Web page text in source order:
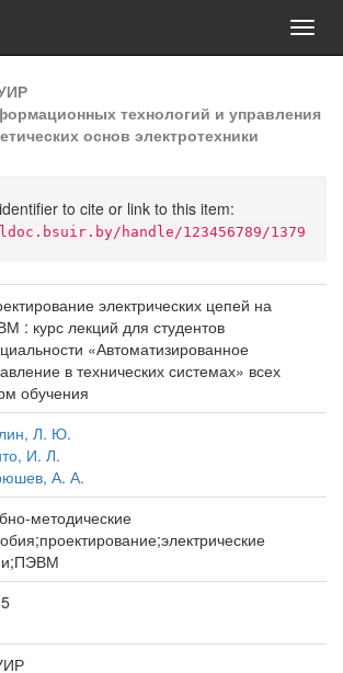
технологий и управления
основ электротехники
to cite or link to this item:
handle/123456789/1379
электрических цепей на
: курс лекций для студентов
«Автоматизированное
в технических системах» всех
обучения
Л. Ю.
И. Л.
А. А.
методические